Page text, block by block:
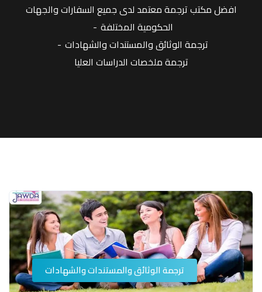
افضل مكتب ترجمة معتمد لدى جميع السفارات والجهات
الحكومية المختلفة
ترجمة الوثائق والمستندات والشهادات
ترجمة ملخصات الدراسات العليا
ترجمة الوثائق والمستندات والشهادات